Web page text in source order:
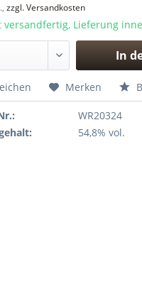
zzgl. Versandkosten
versandfertig, Lieferung
In
Merken
WR20324
54,8% vol.